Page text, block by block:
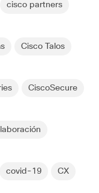
cisco partners
Cisco Talos
CiscoSecure
covid-19 CX